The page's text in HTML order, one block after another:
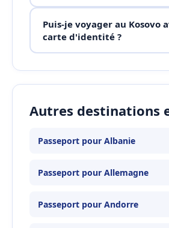
Puis-je voyager au Kosovo
carte d'identité ?
Autres destinations
Passeport pour Albanie
Passeport pour Allemagne
Passeport pour Andorre